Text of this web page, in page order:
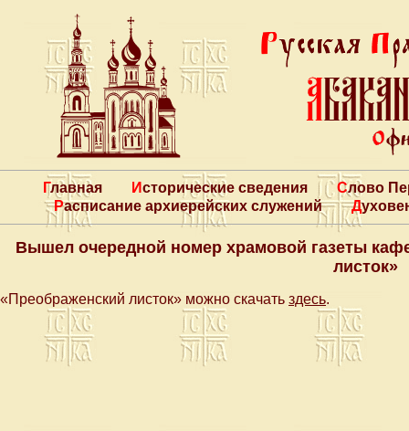
Главная Исторические сведения
Слово
Расписание архиерейских служений
Вышел очередной номер храмовой газеты
листок»
«Преображенский листок» можно скачать здесь.